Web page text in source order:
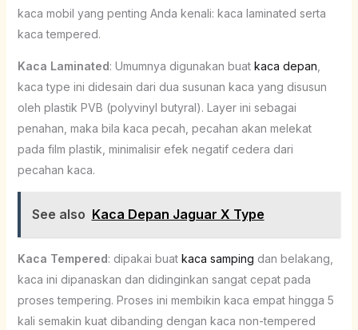
kaca mobil yang penting Anda kenali: kaca laminated serta
kaca tempered.
Kaca Laminated: Umumnya digunakan buat kaca depan
kaca type ini didesain dari dua susunan kaca yang disusun
oleh plastik PVB (polyvinyl butyral). Layer ini sebagai
penahan, maka bila kaca pecah, pecahan akan melekat
pada film plastik, minimalisir efek negatif cedera dari
pecahan kaca.
See also Kaca Depan Jaguar X Type
Kaca Tempered: dipakai buat kaca samping dan belakang,
kaca ini dipanaskan dan didinginkan sangat cepat pada
proses tempering. Proses ini membikin kaca empat hingga 5
kali semakin kuat dibanding dengan kaca non-tempered